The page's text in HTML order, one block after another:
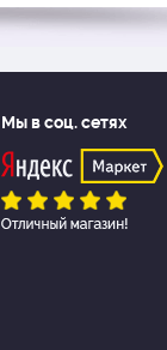
Мы в соц. сетях